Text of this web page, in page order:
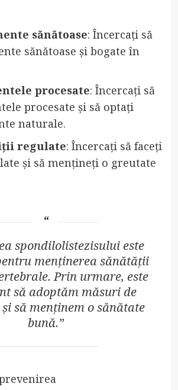
sănătoase: Încercați să
sănătoase și bogate în
procesate: Încercați să
procesate și să optați
naturale.
regulate: Încercați să faceți
și să mențineți o greutate
spondilolistezisului este
menținerea sănătății
Prin urmare, este
să adoptăm măsuri de
să menținem o sănătate
bună.”